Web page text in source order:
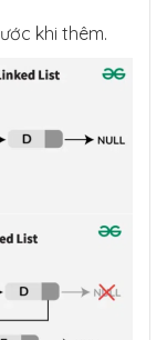
khi thêm.